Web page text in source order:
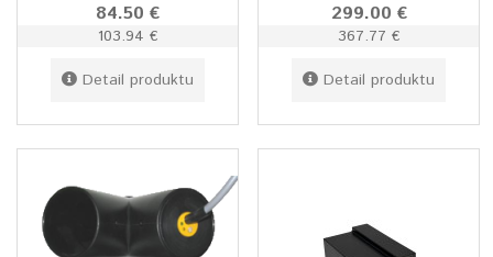
84.50 €
103.94 €
Detail produktu
299.00 €
367.77 €
Detail produktu